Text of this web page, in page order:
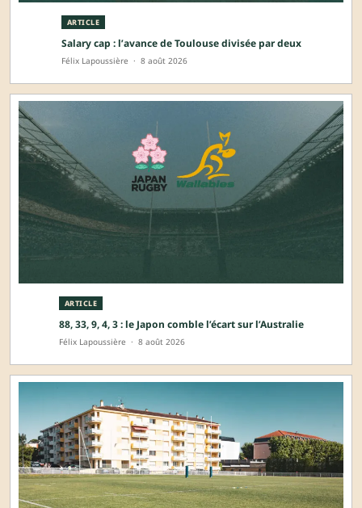
ARTICLE
Salary cap : l’avance de Toulouse divisée par deux
Félix Lapoussière · 8 août 2026
ARTICLE
88, 33, 9, 4, 3 : le Japon comble l’écart sur l’Australie
Félix Lapoussière · 8 août 2026